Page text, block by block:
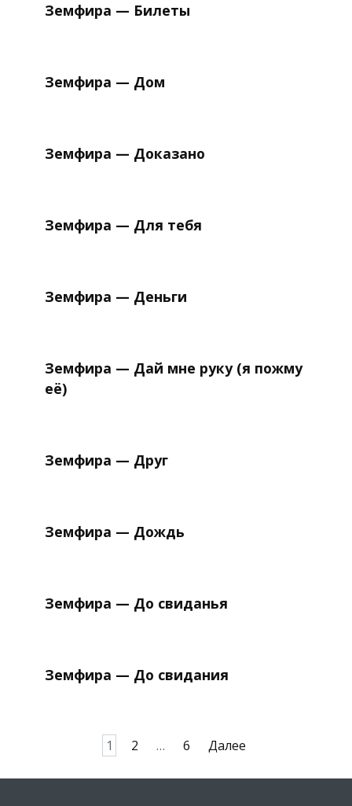
Земфира — Билеты
Земфира — Дом
Земфира — Доказано
Земфира — Для тебя
Земфира — Деньги
Земфира — Дай мне руку (я пожму
её)
Земфира — Друг
Земфира — Дождь
Земфира — До свиданья
Земфира — До свидания
1 2 … 6 Далее